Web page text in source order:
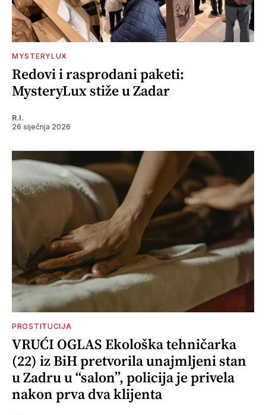
MYSTERYLUX
Redovi i rasprodani paketi:
MysteryLux stiže u Zadar
R.I.
26 siječnja 2026
PROSTITUCIJA
VRUĆI OGLAS Ekološka tehničarka
(22) iz BiH pretvorila unajmljeni stan
u Zadru u “salon”, policija je privela
nakon prva dva klijenta